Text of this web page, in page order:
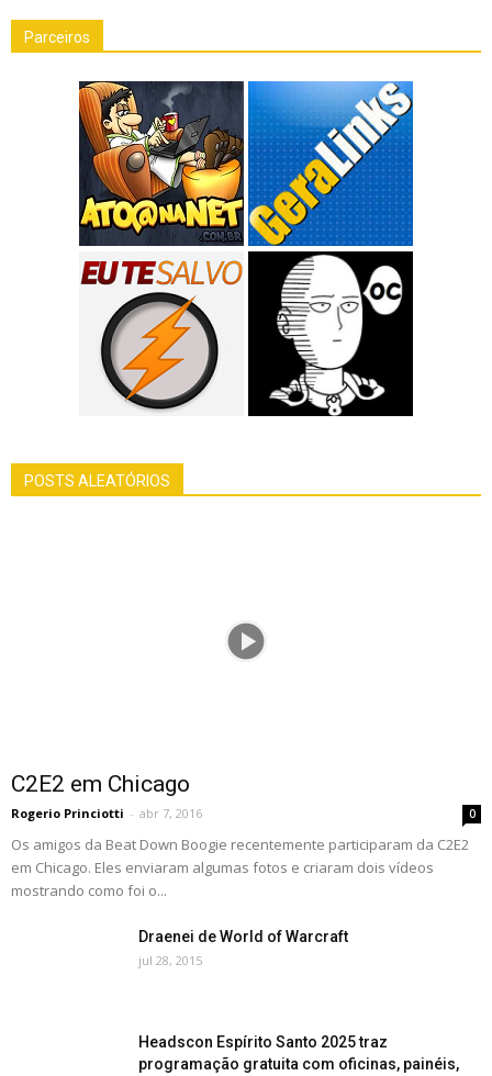
Parceiros
POSTS ALEATÓRIOS
C2E2 em Chicago
Rogerio Princiotti - abr 7, 2016 0
Os amigos da Beat Down Boogie recentemente participaram da C2E2
em Chicago. Eles enviaram algumas fotos e criaram dois vídeos
mostrando como foi o...
Draenei de World of Warcraft
jul 28, 2015
Headscon Espírito Santo 2025 traz
programação gratuita com oficinas, painéis,